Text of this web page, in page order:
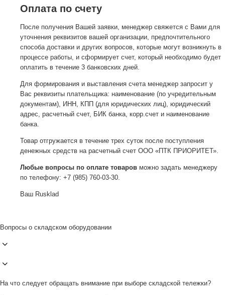
Оплата по счету
После получения Вашей заявки, менеджер свяжется с Вами для
уточнения реквизитов вашей организации, предпочтительного
способа доставки и других вопросов, которые могут возникнуть в
процессе работы, и сформирует счет, который необходимо будет
оплатить в течение 3 банковских дней.
Для формирования и выставления счета менеджер запросит у
Вас реквизиты плательщика: наименование (по учредительным
документам), ИНН, КПП (для юридических лиц), юридический
адрес, расчетный счет, БИК банка, корр.счет и наименование
банка.
Товар отгружается в течение трех суток после поступления
денежных средств на расчетный счет ООО «ПТК ПРИОРИТЕТ».
Любые вопросы по оплате товаров можно задать менеджеру
по телефону: +7 (985) 760-03-30.
Ваш Rusklad
Вопросы о складском оборудовании
На что следует обращать внимание при выборе складской тележки?